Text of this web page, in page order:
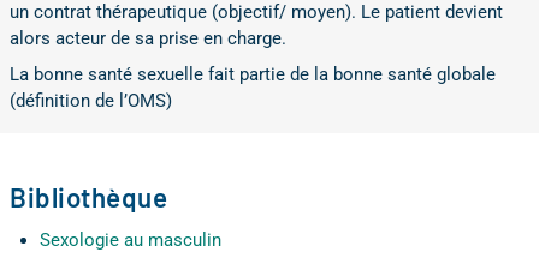
un contrat thérapeutique (objectif/ moyen). Le patient devient
alors acteur de sa prise en charge.
La bonne santé sexuelle fait partie de la bonne santé globale
(définition de l’OMS)
Bibliothèque
Sexologie au masculin